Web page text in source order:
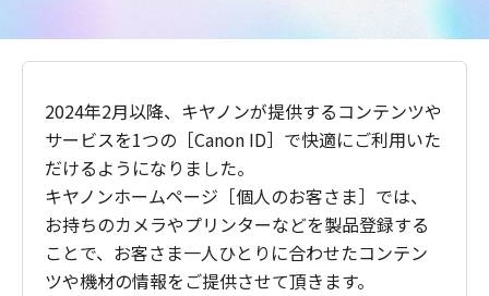
2024年2月以降、キヤノンが提供するコンテンツや
サービスを1つの［Canon ID］で快適にご利用いた
だけるようになりました。
キヤノンホームページ［個人のお客さま］では、
お持ちのカメラやプリンターなどを製品登録する
ことで、お客さま一人ひとりに合わせたコンテン
ツや機材の情報をご提供させて頂きます。